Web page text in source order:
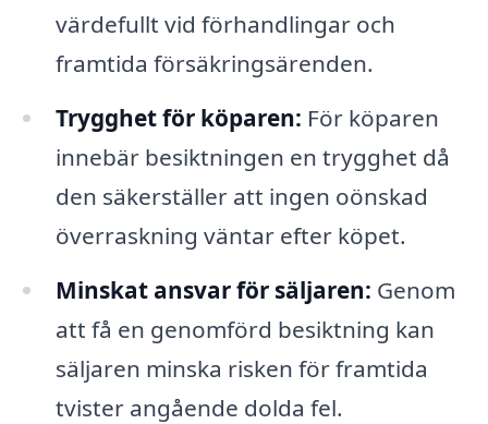
värdefullt vid förhandlingar och
framtida försäkringsärenden.
Trygghet för köparen: För köparen
innebär besiktningen en trygghet då
den säkerställer att ingen oönskad
överraskning väntar efter köpet.
Minskat ansvar för säljaren: Genom
att få en genomförd besiktning kan
säljaren minska risken för framtida
tvister angående dolda fel.